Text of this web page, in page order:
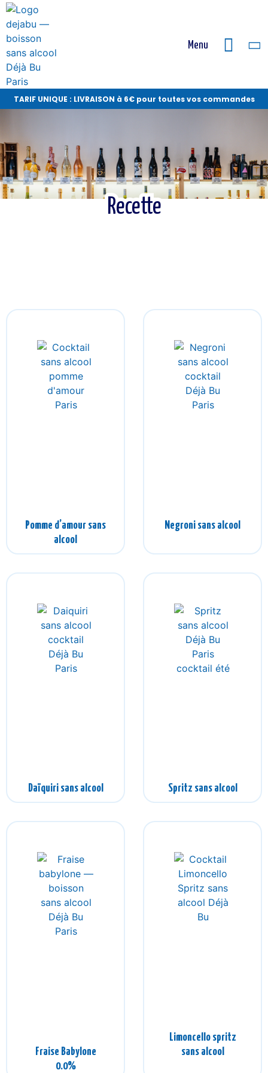
Menu
TARIF UNIQUE : LIVRAISON à 6€ pour toutes vos commandes
Recette
Recette
Pomme d’amour sans
alcool
Negroni sans alcool
Daïquiri sans alcool Spritz sans alcool
Fraise Babylone
0.0%
Limoncello spritz
sans alcool